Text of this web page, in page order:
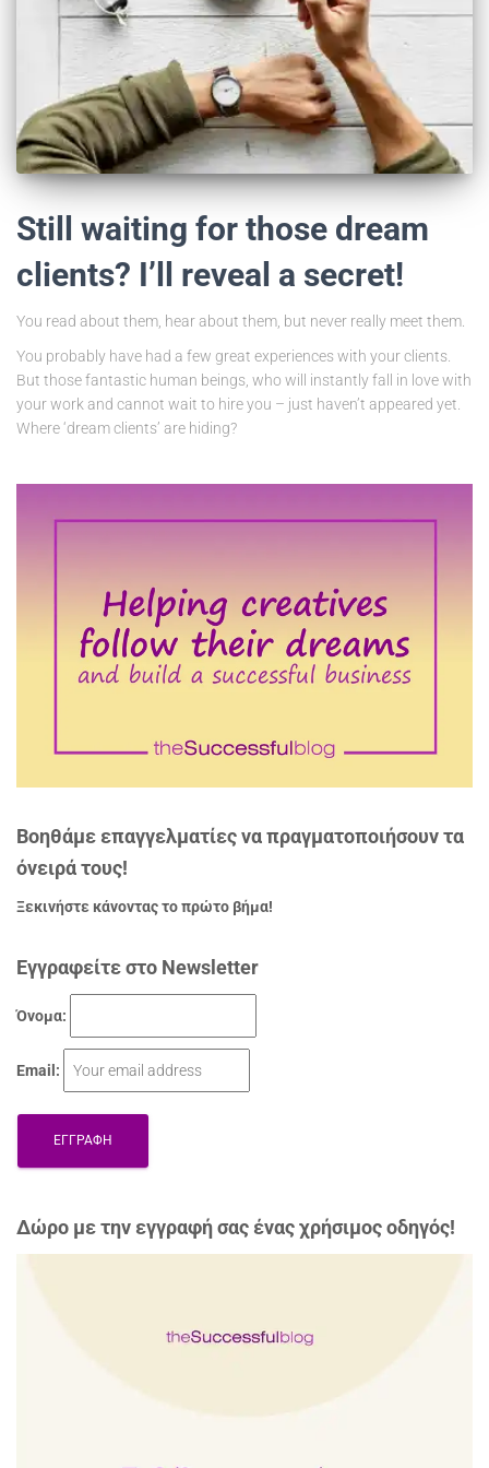
Still waiting for those dream
clients? I’ll reveal a secret!
You read about them, hear about them, but never really meet them.
You probably have had a few great experiences with your clients.
But those fantastic human beings, who will instantly fall in love with
your work and cannot wait to hire you – just haven’t appeared yet.
Where ‘dream clients’ are hiding?
Βοηθάμε επαγγελματίες να πραγματοποιήσουν τα
όνειρά τους!
Ξεκινήστε κάνοντας το πρώτο βήμα!
Εγγραφείτε στο Newsletter
Όνομα:
Email:
Δώρo με την εγγραφή σας ένας χρήσιμος οδηγός!